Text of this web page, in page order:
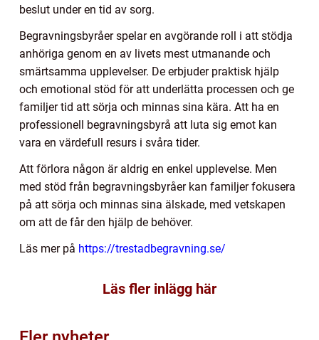
beslut under en tid av sorg.
Begravningsbyråer spelar en avgörande roll i att stödja
anhöriga genom en av livets mest utmanande och
smärtsamma upplevelser. De erbjuder praktisk hjälp
och emotional stöd för att underlätta processen och ge
familjer tid att sörja och minnas sina kära. Att ha en
professionell begravningsbyrå att luta sig emot kan
vara en värdefull resurs i svåra tider.
Att förlora någon är aldrig en enkel upplevelse. Men
med stöd från begravningsbyråer kan familjer fokusera
på att sörja och minnas sina älskade, med vetskapen
om att de får den hjälp de behöver.
Läs mer på https://trestadbegravning.se/
Läs fler inlägg här